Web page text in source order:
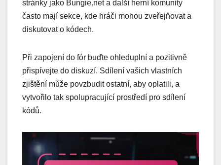
stránky jako Bungie.net a další herní komunity
často mají sekce, kde hráči mohou zveřejňovat a
diskutovat o kódech.
Při zapojení do fór buďte ohleduplní a pozitivně
přispívejte do diskuzí. Sdílení vašich vlastních
zjištění může povzbudit ostatní, aby oplatili, a
vytvořilo tak spolupracující prostředí pro sdílení
kódů.